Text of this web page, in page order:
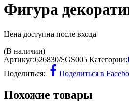
Фигура
Цена доступна после входа
(В наличии)
Артикул:626830/SGS005 Категории:
Поделиться:
Поделиться в
Похожие товары